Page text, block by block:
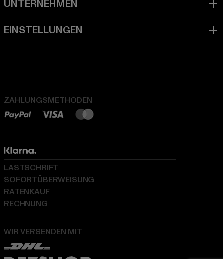
ZAHLUNGSMETHODEN
WIR VERSENDEN MIT
LASTSCHRIFT
SOFORTÜBERWEISUNG
RATENKAUF
RECHNUNG